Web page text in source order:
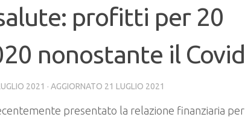
profitti per 20
nonostante il Covid
2021 · AGGIORNATO 21 LUGLIO 2021
presentato la relazione finanziaria per